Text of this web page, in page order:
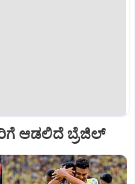
ಆಡಲಿದೆ ಬ್ರೆಜಿಲ್